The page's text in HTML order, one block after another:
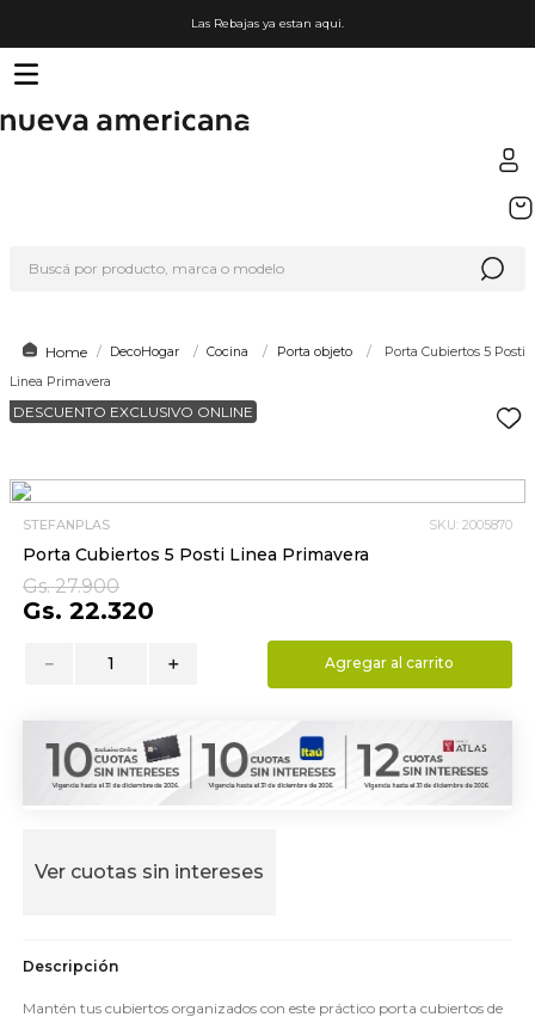
Las Rebajas ya estan aqui.
DecoHogar Cocina Porta objeto
Porta Cubiertos 5 Posti
Linea Primavera
DESCUENTO EXCLUSIVO ONLINE
STEFANPLAS SKU: 2005870
Porta Cubiertos 5 Posti Linea Primavera
Gs. 27.900
Gs. 22.320
＋
－ Agregar al carrito
Ver cuotas sin intereses
Mantén tus cubiertos organizados con este práctico porta cubiertos de
2.
nike
4.
lego
5.
organizador
7.
hot wheels
8.
hydrate
9.
toalla
10. almohada